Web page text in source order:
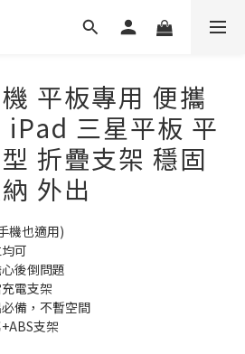
平板專用 便攜
iPad 三星平板 平
折疊支架 穩固
外出
機也適用)
可
後倒問題
電支架
備，不暫空間
支架